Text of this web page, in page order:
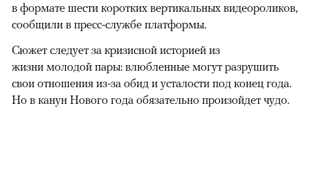
в формате шести коротких вертикальных видеороликов,
сообщили в пресс-службе платформы.
Сюжет следует за кризисной историей из
жизни молодой пары: влюбленные могут разрушить
свои отношения из-за обид и усталости под конец года.
Но в канун Нового года обязательно произойдет чудо.